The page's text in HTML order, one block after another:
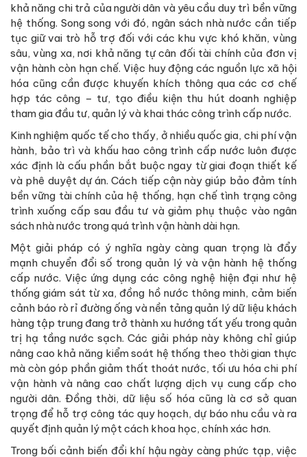
khả năng chi trả của người dân và yêu cầu duy trì bền vững
hệ thống. Song song với đó, ngân sách nhà nước cần tiếp
tục giữ vai trò hỗ trợ đối với các khu vực khó khăn, vùng
sâu, vùng xa, nơi khả năng tự cân đối tài chính của đơn vị
vận hành còn hạn chế. Việc huy động các nguồn lực xã hội
hóa cũng cần được khuyến khích thông qua các cơ chế
hợp tác công – tư, tạo điều kiện thu hút doanh nghiệp
tham gia đầu tư, quản lý và khai thác công trình cấp nước.
Kinh nghiệm quốc tế cho thấy, ở nhiều quốc gia, chi phí vận
hành, bảo trì và khấu hao công trình cấp nước luôn được
xác định là cấu phần bắt buộc ngay từ giai đoạn thiết kế
và phê duyệt dự án. Cách tiếp cận này giúp bảo đảm tính
bền vững tài chính của hệ thống, hạn chế tình trạng công
trình xuống cấp sau đầu tư và giảm phụ thuộc vào ngân
sách nhà nước trong quá trình vận hành dài hạn.
Một giải pháp có ý nghĩa ngày càng quan trọng là đẩy
mạnh chuyển đổi số trong quản lý và vận hành hệ thống
cấp nước. Việc ứng dụng các công nghệ hiện đại như hệ
thống giám sát từ xa, đồng hồ nước thông minh, cảm biến
cảnh báo rò rỉ đường ống và nền tảng quản lý dữ liệu khách
hàng tập trung đang trở thành xu hướng tất yếu trong quản
trị hạ tầng nước sạch. Các giải pháp này không chỉ giúp
nâng cao khả năng kiểm soát hệ thống theo thời gian thực
mà còn góp phần giảm thất thoát nước, tối ưu hóa chi phí
vận hành và nâng cao chất lượng dịch vụ cung cấp cho
người dân. Đồng thời, dữ liệu số hóa cũng là cơ sở quan
trọng để hỗ trợ công tác quy hoạch, dự báo nhu cầu và ra
quyết định quản lý một cách khoa học, chính xác hơn.
Trong bối cảnh biến đổi khí hậu ngày càng phức tạp, việc